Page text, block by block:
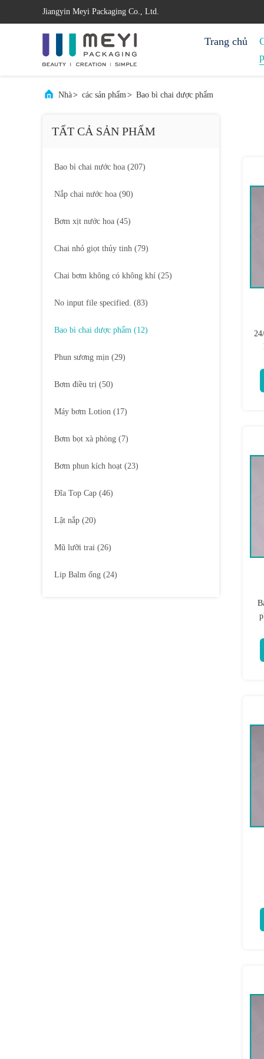
Jiangyin Meyi Packaging Co., Ltd.
Trang chủ
Nhà> các sản phẩm> Bao bì chai dược phẩm
TẤT CẢ SẢN PHẨM
Bao bì chai nước hoa (207)
Nắp chai nước hoa (90)
Bơm xịt nước hoa (45)
Chai nhỏ giọt thủy tinh (79)
Chai bơm không có không khí (25)
No input file specified. (83)
Bao bì chai dược phẩm (12)
Phun sương mịn (29)
Bơm điều trị (50)
Máy bơm Lotion (17)
Bơm bọt xà phòng (7)
Bơm phun kích hoạt (23)
Đĩa Top Cap (46)
Lật nắp (20)
Mũ lưỡi trai (26)
Lip Balm ống (24)